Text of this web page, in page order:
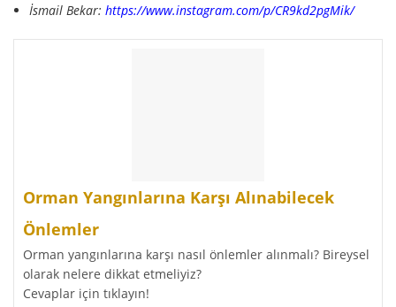
İsmail Bekar:https://www.instagram.com/p/CR9kd2pgMik/
Orman Yangınlarına Karşı Alınabilecek
Önlemler
Orman yangınlarına karşı nasıl önlemler alınmalı? Bireysel
olarak nelere dikkat etmeliyiz?
Cevaplar için tıklayın!